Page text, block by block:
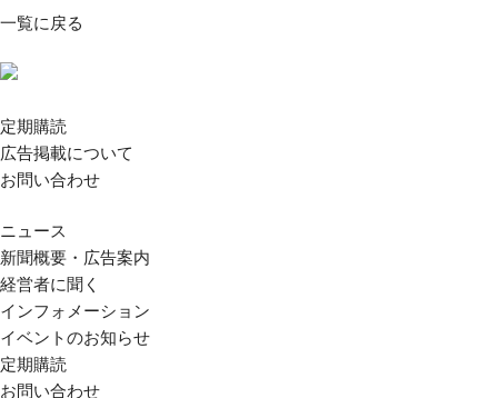
一覧に戻る
定期購読
広告掲載について
お問い合わせ
ニュース
新聞概要・広告案内
経営者に聞く
インフォメーション
イベントのお知らせ
定期購読
お問い合わせ